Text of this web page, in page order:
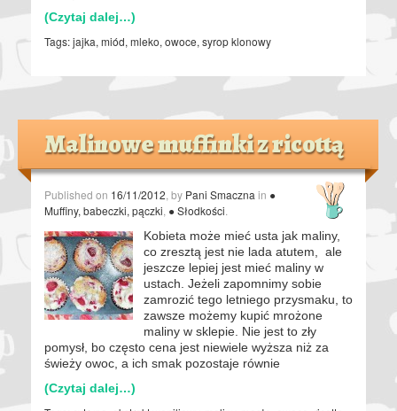
(Czytaj dalej…)
Tags:jajka, miód, mleko, owoce, syrop klonowy
Malinowe muffinki z ricottą
Published on 16/11/2012 , by Pani Smaczna in ●
Muffiny, babeczki, pączki ● Słodkości
Kobieta może mieć usta jak maliny,
co zresztą jest nie lada atutem, ale
jeszcze lepiej jest mieć maliny w
ustach. Jeżeli zapomnimy sobie
zamrozić tego letniego przysmaku, to
zawsze możemy kupić mrożone
maliny w sklepie. Nie jest to zły
pomysł, bo często cena jest niewiele wyższa niż za
świeży owoc, a ich smak pozostaje równie
(Czytaj dalej…)